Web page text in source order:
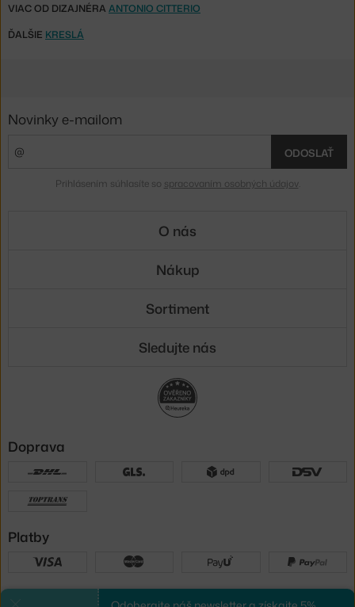
VIAC OD DIZAJNÉRA ANTONIO CITTERIO
ĎALŠIE KRESLÁ
Novinky e-mailom
ODOSLAŤ
Prihlásením súhlasíte so spracovaním osobných údajov.
O nás
Nákup
Sortiment
Sledujte nás
Doprava
Platby
Sme tu pre vás